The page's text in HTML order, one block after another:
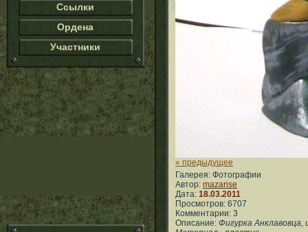
Ссылки
Ордена
Участники
« предыдущее
Галерея: Фотографии
Автор: mazarise
Дата: 18.03.2011
Просмотров: 6707
Комментарии: 3
Описание: Фигурка Анклавовца,